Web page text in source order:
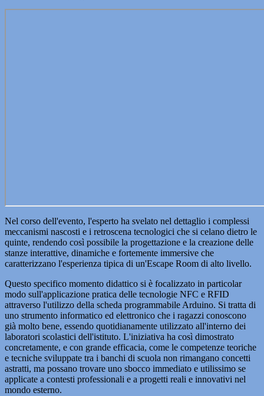
Nel corso dell'evento, l'esperto ha svelato nel dettaglio i complessi
meccanismi nascosti e i retroscena tecnologici che si celano dietro le
quinte, rendendo così possibile la progettazione e la creazione delle
stanze interattive, dinamiche e fortemente immersive che
caratterizzano l'esperienza tipica di un'Escape Room di alto livello.
Questo specifico momento didattico si è focalizzato in particolar
modo sull'applicazione pratica delle tecnologie NFC e RFID
attraverso l'utilizzo della scheda programmabile Arduino. Si tratta di
uno strumento informatico ed elettronico che i ragazzi conoscono
già molto bene, essendo quotidianamente utilizzato all'interno dei
laboratori scolastici dell'istituto. L'iniziativa ha così dimostrato
concretamente, e con grande efficacia, come le competenze teoriche
e tecniche sviluppate tra i banchi di scuola non rimangano concetti
astratti, ma possano trovare uno sbocco immediato e utilissimo se
applicate a contesti professionali e a progetti reali e innovativi nel
mondo esterno.